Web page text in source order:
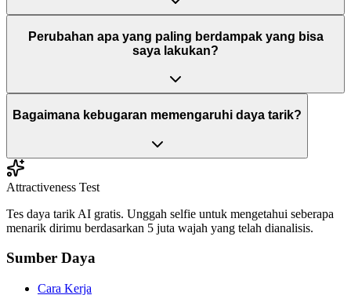
Perubahan apa yang paling berdampak yang bisa
saya lakukan?
Bagaimana kebugaran memengaruhi daya tarik?
Attractiveness Test
Tes daya tarik AI gratis. Unggah selfie untuk mengetahui seberapa
menarik dirimu berdasarkan 5 juta wajah yang telah dianalisis.
Sumber Daya
Cara Kerja